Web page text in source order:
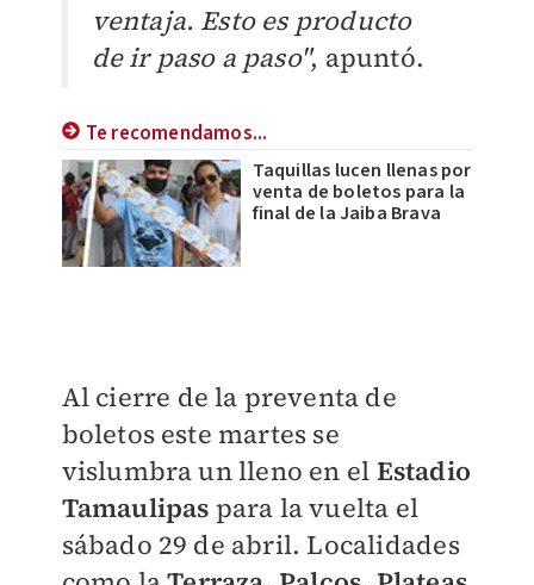
ventaja. Esto es producto
de ir paso a paso", apuntó.
Te recomendamos...
Taquillas lucen llenas por
venta de boletos para la
final de la Jaiba Brava
Al cierre de la preventa de
boletos este martes se
vislumbra un lleno en el Estadio
Tamaulipas para la vuelta el
sábado 29 de abril. Localidades